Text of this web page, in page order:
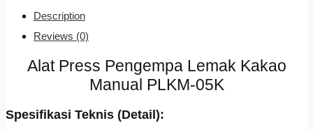
Description
Reviews (0)
Alat Press Pengempa Lemak Kakao
Manual PLKM-05K
Spesifikasi Teknis (Detail):